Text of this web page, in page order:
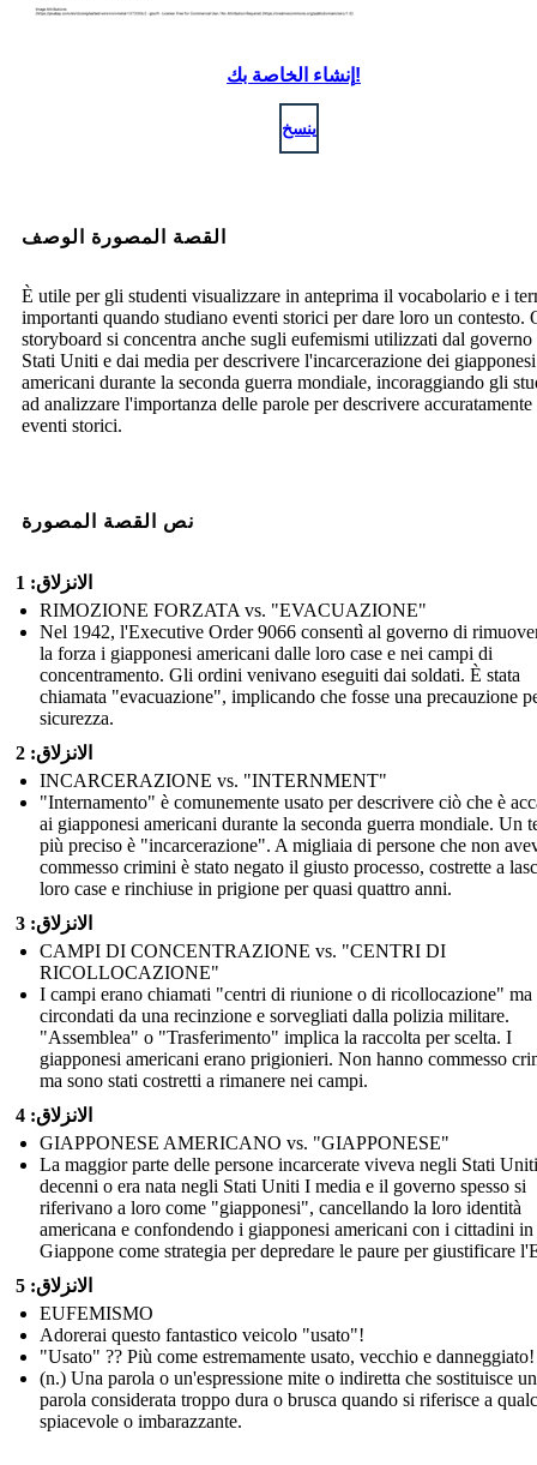
إنشاء الخاصة بك!
ينسخ
القصة المصورة الوصف
È utile per gli studenti visualizzare in anteprima il vocabolario e i
importanti quando studiano eventi storici per dare loro un contesto.
storyboard si concentra anche sugli eufemismi utilizzati dal
Stati Uniti e dai media per descrivere l'incarcerazione dei giapponesi
americani durante la seconda guerra mondiale, incoraggiando gli
ad analizzare l'importanza delle parole per descrivere
eventi storici.
نص القصة المصورة
الانزلاق: 1
RIMOZIONE FORZATA vs. "EVACUAZIONE"
Nel 1942, l'Executive Order 9066 consentì al governo di
la forza i giapponesi americani dalle loro case e nei campi di
concentramento. Gli ordini venivano eseguiti dai soldati. È stata
chiamata "evacuazione", implicando che fosse una precauzione
sicurezza.
الانزلاق: 2
INCARCERAZIONE vs. "INTERNMENT"
"Internamento" è comunemente usato per descrivere ciò che è
ai giapponesi americani durante la seconda guerra mondiale. Un
più preciso è "incarcerazione". A migliaia di persone che non
commesso crimini è stato negato il giusto processo, costrette a
loro case e rinchiuse in prigione per quasi quattro anni.
الانزلاق: 3
CAMPI DI CONCENTRAZIONE vs. "CENTRI DI
RICOLLOCAZIONE"
I campi erano chiamati "centri di riunione o di ricollocazione" ma
circondati da una recinzione e sorvegliati dalla polizia militare.
"Assemblea" o "Trasferimento" implica la raccolta per scelta. I
giapponesi americani erano prigionieri. Non hanno commesso
ma sono stati costretti a rimanere nei campi.
الانزلاق: 4
GIAPPONESE AMERICANO vs. "GIAPPONESE"
La maggior parte delle persone incarcerate viveva negli Stati
decenni o era nata negli Stati Uniti I media e il governo spesso si
riferivano a loro come "giapponesi", cancellando la loro identità
americana e confondendo i giapponesi americani con i cittadini in
Giappone come strategia per depredare le paure per giustificare
الانزلاق: 5
EUFEMISMO
Adorerai questo fantastico veicolo "usato"!
"Usato" ?? Più come estremamente usato, vecchio e danneggiato!
(n.) Una parola o un'espressione mite o indiretta che sostituisce
parola considerata troppo dura o brusca quando si riferisce a
spiacevole o imbarazzante.